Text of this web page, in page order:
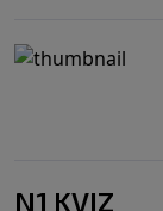
N1 KVIZ